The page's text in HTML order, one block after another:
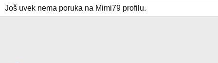
Još uvek nema poruka na Mimi79 profilu.